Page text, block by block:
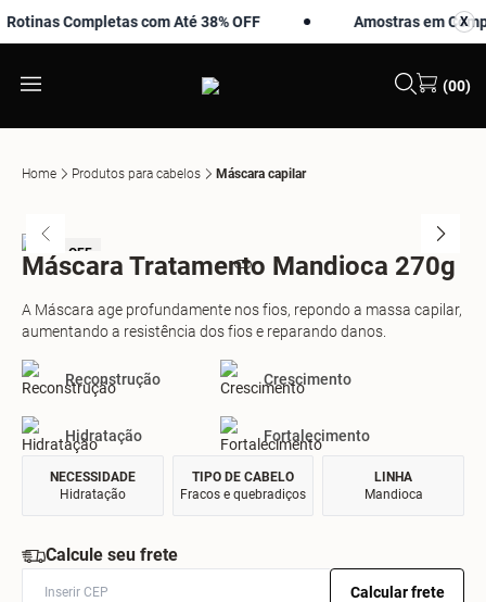
X
Completas com Até 38% OFF Amostras em
X
(00)
Home Produtos para cabelos Máscara capilar
-35% OFF
Máscara Tratamento Mandioca 270g
A Máscara age profundamente nos fios, repondo a massa capilar,
aumentando a resistência dos fios e reparando danos.
Reconstrução Crescimento
Hidratação Fortalecimento
NECESSIDADE
Hidratação
TIPO DE CABELO
Fracos e quebradiços
LINHA
Mandioca
Calcule seu frete
Calcular frete